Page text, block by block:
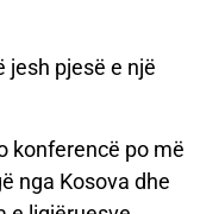
jesh pjesë e një
konferencë po më
nga Kosova dhe